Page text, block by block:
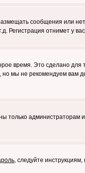
сообщения или
отнимет у
время. Это сделано для
, но мы не рекомендуем вам
только администраторам
, следуйте